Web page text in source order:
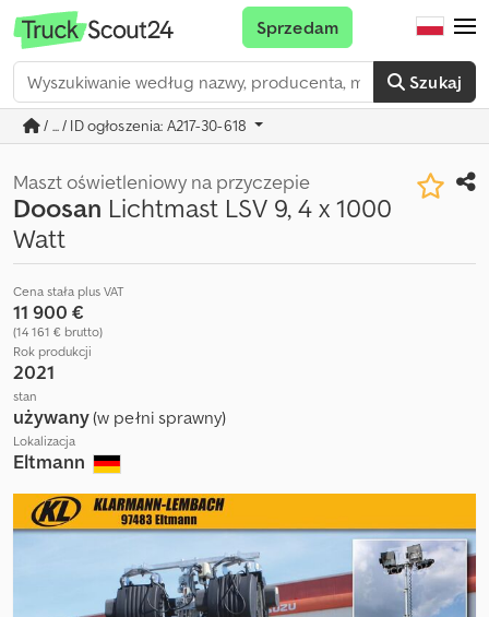
Szukaj
Sprzedam
/ ... / ID ogłoszenia: A217-30-618
Maszt oświetleniowy na przyczepie
Doosan Lichtmast LSV 9, 4 x 1000
Watt
Cena stała plus VAT
11 900 €
(14 161 € brutto)
Rok produkcji
2021
stan
używany(w pełni sprawny)
Lokalizacja
Eltmann